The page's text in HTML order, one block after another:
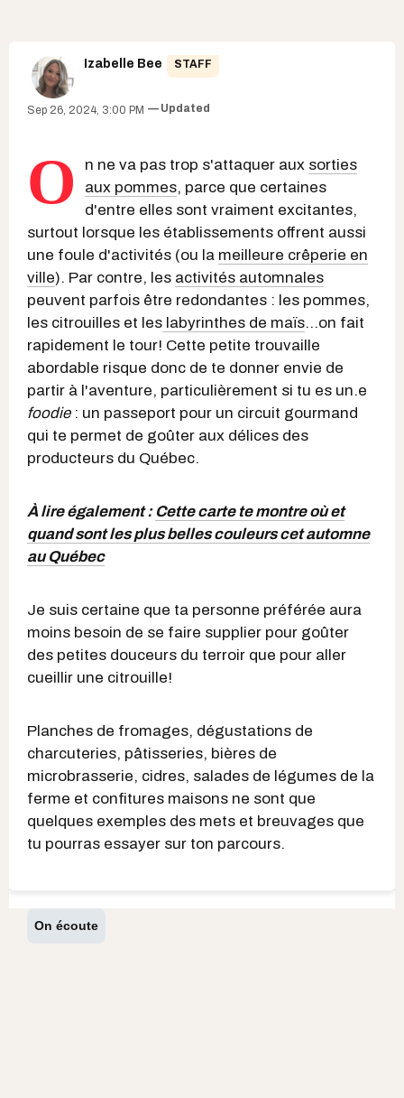
Izabelle Bee STAFF
Sep 26, 2024, 3:00 PM Updated
O n ne va pas trop s'attaquer aux sorties
aux pommes, parce que certaines
d'entre elles sont vraiment excitantes,
surtout lorsque les établissements offrent aussi
une foule d'activités (ou la meilleure crêperie en
ville). Par contre, les activités automnales
peuvent parfois être redondantes : les pommes,
les citrouilles et les labyrinthes de maïs...on fait
rapidement le tour! Cette petite trouvaille
abordable risque donc de te donner envie de
partir à l'aventure, particulièrement si tu es un.e
foodie : un passeport pour un circuit gourmand
qui te permet de goûter aux délices des
producteurs du Québec.
À lire également : Cette carte te montre où et
quand sont les plus belles couleurs cet automne
au Québec
Je suis certaine que ta personne préférée aura
moins besoin de se faire supplier pour goûter
des petites douceurs du terroir que pour aller
cueillir une citrouille!
Planches de fromages, dégustations de
charcuteries, pâtisseries, bières de
microbrasserie, cidres, salades de légumes de la
ferme et confitures maisons ne sont que
quelques exemples des mets et breuvages que
tu pourras essayer sur ton parcours.
On écoute